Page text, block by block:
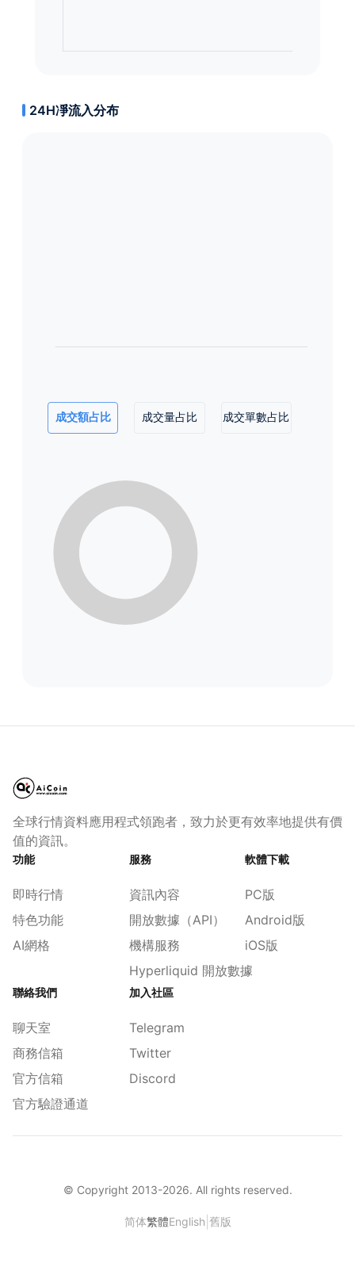
24H凈流入分布
成交額占比 成交量占比 成交單數占比
全球行情資料應用程式領跑者，致力於更有效率地提供有價
值的資訊。
功能
即時行情
特色功能
AI網格
服務
資訊內容
開放數據（API）
機構服務
Hyperliquid 開放數據
軟體下載
PC版
Android版
iOS版
聯絡我們
聊天室
商務信箱
官方信箱
官方驗證通道
加入社區
Telegram
Twitter
Discord
© Copyright 2013-2026. All rights reserved.
简体繁體English 舊版